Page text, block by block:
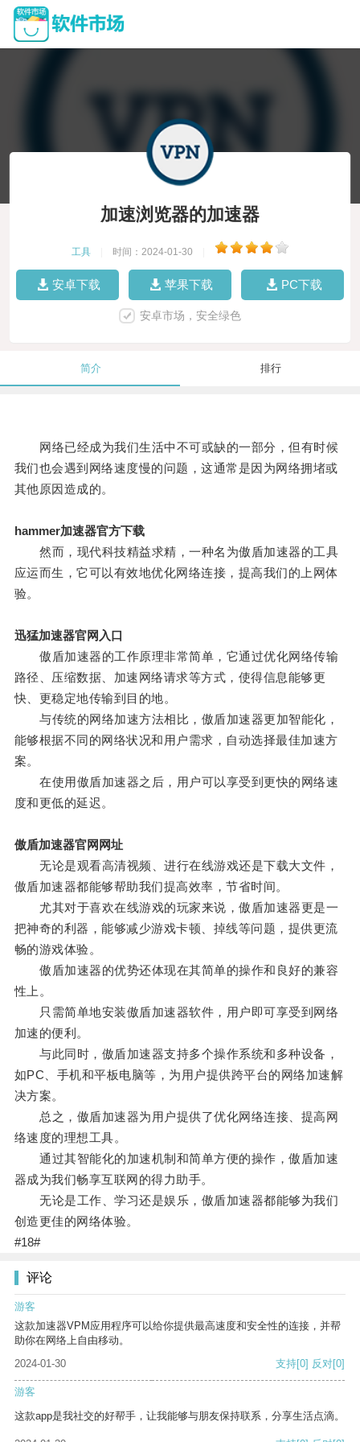
加速浏览器的加速器
工具 时间：2024-01-30
安卓下载 苹果下载 PC下载
安卓市场，安全绿色
简介 排行
网络已经成为我们生活中不可或缺的一部分，但有时候
我们也会遇到网络速度慢的问题，这通常是因为网络拥堵或
其他原因造成的。
hammer加速器官方下载
然而，现代科技精益求精，一种名为傲盾加速器的工具
应运而生，它可以有效地优化网络连接，提高我们的上网体
验。
迅猛加速器官网入口
傲盾加速器的工作原理非常简单，它通过优化网络传输
路径、压缩数据、加速网络请求等方式，使得信息能够更
快、更稳定地传输到目的地。
与传统的网络加速方法相比，傲盾加速器更加智能化，
能够根据不同的网络状况和用户需求，自动选择最佳加速方
案。
在使用傲盾加速器之后，用户可以享受到更快的网络速
度和更低的延迟。
傲盾加速器官网网址
无论是观看高清视频、进行在线游戏还是下载大文件，
傲盾加速器都能够帮助我们提高效率，节省时间。
尤其对于喜欢在线游戏的玩家来说，傲盾加速器更是一
把神奇的利器，能够减少游戏卡顿、掉线等问题，提供更流
畅的游戏体验。
傲盾加速器的优势还体现在其简单的操作和良好的兼容
性上。
只需简单地安装傲盾加速器软件，用户即可享受到网络
加速的便利。
与此同时，傲盾加速器支持多个操作系统和多种设备，
如PC、手机和平板电脑等，为用户提供跨平台的网络加速解
决方案。
总之，傲盾加速器为用户提供了优化网络连接、提高网
络速度的理想工具。
通过其智能化的加速机制和简单方便的操作，傲盾加速
器成为我们畅享互联网的得力助手。
无论是工作、学习还是娱乐，傲盾加速器都能够为我们
创造更佳的网络体验。
#18#
评论
游客
这款加速器VPM应用程序可以给你提供最高速度和安全性的连接，并帮
助你在网络上自由移动。
2024-01-30
支持[0] 反对[0]
游客
这款app是我社交的好帮手，让我能够与朋友保持联系，分享生活点滴。